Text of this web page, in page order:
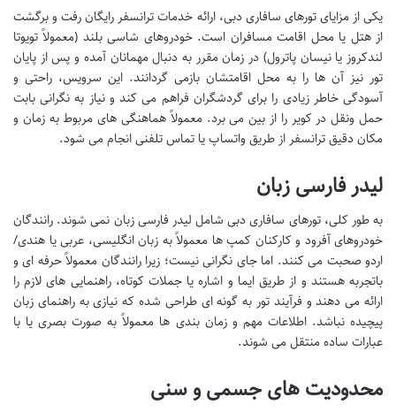
یکی از مزایای تورهای سافاری دبی، ارائه خدمات ترانسفر رایگان رفت و برگشت
از هتل یا محل اقامت مسافران است. خودروهای شاسی بلند (معمولاً تویوتا
لندکروز یا نیسان پاترول) در زمان مقرر به دنبال مهمانان آمده و پس از پایان
تور نیز آن ها را به محل اقامتشان بازمی گردانند. این سرویس، راحتی و
آسودگی خاطر زیادی را برای گردشگران فراهم می کند و نیاز به نگرانی بابت
حمل ونقل در کویر را از بین می برد. معمولاً هماهنگی های مربوط به زمان و
مکان دقیق ترانسفر از طریق واتساپ یا تماس تلفنی انجام می شود.
لیدر فارسی زبان
به طور کلی، تورهای سافاری دبی شامل لیدر فارسی زبان نمی شوند. رانندگان
خودروهای آفرود و کارکنان کمپ ها معمولاً به زبان انگلیسی، عربی یا هندی/
اردو صحبت می کنند. اما جای نگرانی نیست؛ زیرا رانندگان معمولاً حرفه ای و
باتجربه هستند و از طریق ایما و اشاره یا جملات کوتاه، راهنمایی های لازم را
ارائه می دهند و فرآیند تور به گونه ای طراحی شده که نیازی به راهنمای زبان
پیچیده نباشد. اطلاعات مهم و زمان بندی ها معمولاً به صورت بصری یا با
عبارات ساده منتقل می شوند.
محدودیت های جسمی و سنی